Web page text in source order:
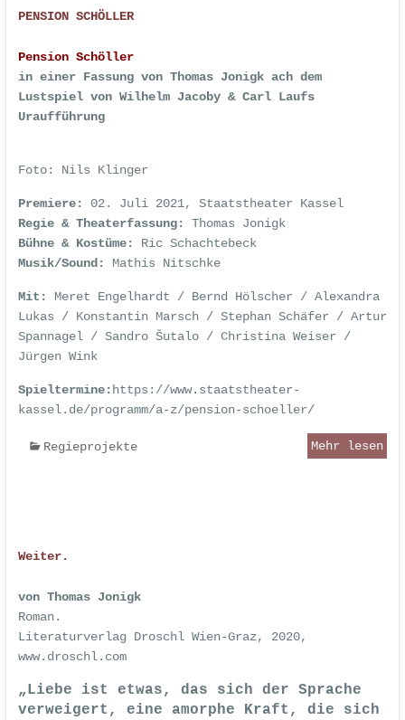
PENSION SCHÖLLER
Pension Schöller
in einer Fassung von Thomas Jonigk ach dem
Lustspiel von Wilhelm Jacoby & Carl Laufs
Uraufführung
Foto: Nils Klinger
Premiere:
02. Juli 2021, Staatstheater Kassel
Regie & Theaterfassung:
Thomas Jonigk
Bühne & Kostüme:
Ric Schachtebeck
Musik/Sound: Mathis Nitschke
Mit: Meret Engelhardt / Bernd Hölscher / Alexandra
Lukas / Konstantin Marsch / Stephan Schäfer / Artur
Spannagel / Sandro Šutalo / Christina Weiser /
Jürgen Wink
Spieltermine: https://www.staatstheater-
kassel.de/programm/a-z/pension-schoeller/
Regieprojekte Mehr lesen
Weiter.
von Thomas Jonigk
Roman.
Literaturverlag Droschl Wien-Graz, 2020,
www.droschl.com
„Liebe ist etwas, das sich der Sprache
verweigert, eine amorphe Kraft, die sich